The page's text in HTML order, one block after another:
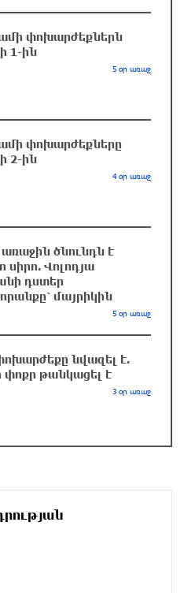
է «GAZelle» մակնիշի
3 ժամ առաջ
հասցեներ
և Հայաստանի
ավելի վստահ, քան
Սուրենյանց
3 ժամ առաջ
լուծել են
թեկնածուի հարցը
օտարերկրացի տղայի
հայտնաբերել էին
փոխարժեքներն
1-ին
5 օր առաջ
փոխարժեքները
2-ին
4 օր առաջ
առաջին ծնունդն է
սիրո. Վոլոդյա
դստեր
մայրիկին
5 օր առաջ
նվազել է.
փոքր թանկացել է
3 օր առաջ